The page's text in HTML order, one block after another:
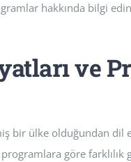
hakkında bilgi
ve
bir ülke olduğundan dil
programlara göre farklılık